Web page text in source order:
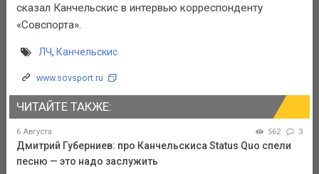
сказал Канчельскис в интервью корреспонденту
«Совспорта».
ЛЧ, Канчельскис
www.sovsport.ru
ЧИТАЙТЕ ТАКЖЕ:
6 Августа 562 3
Дмитрий Губерниев: про Канчельскиса Status Quo спели
песню — это надо заслужить